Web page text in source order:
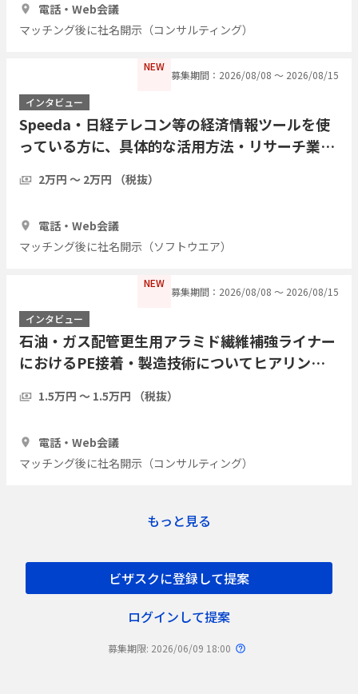
電話・Web会議
マッチング後に社名開示（コンサルティング）
NEW
募集期間：2026/08/08 〜 2026/08/15
インタビュー
Speeda・日経テレコン等の経済情報ツールを使
っている方に、具体的な活用方法・リサーチ業務
2万円 〜 2万円 （税抜）
電話・Web会議
マッチング後に社名開示（ソフトウエア）
NEW
募集期間：2026/08/08 〜 2026/08/15
インタビュー
石油・ガス配管更生用アラミド繊維補強ライナー
におけるPE接着・製造技術についてヒアリング
1.5万円 〜 1.5万円 （税抜）
電話・Web会議
マッチング後に社名開示（コンサルティング）
もっと見る
ビザスクに登録して提案
ログインして提案
募集期限: 2026/06/09 18:00